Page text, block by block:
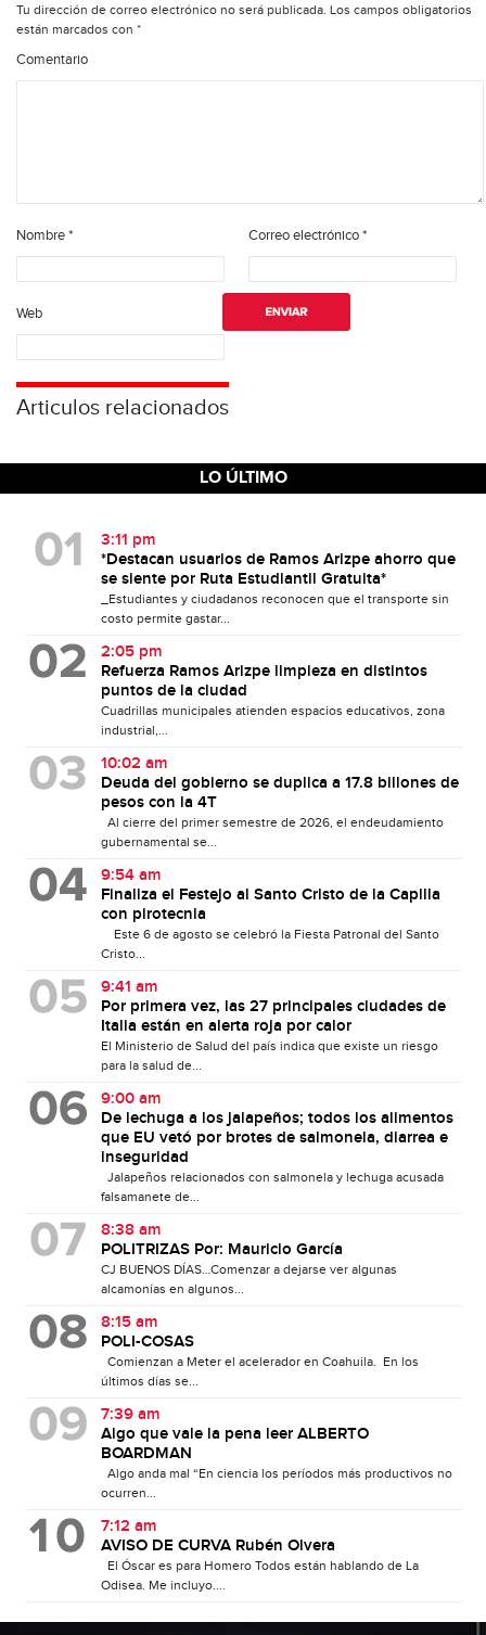
Tu dirección de correo electrónico no será publicada. Los campos obligatorios
están marcados con *
Comentario
Nombre* Correo electrónico*
Web
Articulos relacionados
LO ÚLTIMO
3:11 pm
*Destacan usuarios de Ramos Arizpe ahorro que
se siente por Ruta Estudiantil Gratuita*
_Estudiantes y ciudadanos reconocen que el transporte sin
costo permite gastar...
2:05 pm
Refuerza Ramos Arizpe limpieza en distintos
puntos de la ciudad
Cuadrillas municipales atienden espacios educativos, zona
industrial,...
10:02 am
Deuda del gobierno se duplica a 17.8 billones de
pesos con la 4T
Al cierre del primer semestre de 2026, el endeudamiento
gubernamental se...
9:54 am
Finaliza el Festejo al Santo Cristo de la Capilla
con pirotecnia
Este 6 de agosto se celebró la Fiesta Patronal del Santo
Cristo...
9:41 am
Por primera vez, las 27 principales ciudades de
Italia están en alerta roja por calor
El Ministerio de Salud del país indica que existe un riesgo
para la salud de...
9:00 am
De lechuga a los jalapeños; todos los alimentos
que EU vetó por brotes de salmonela, diarrea e
inseguridad
Jalapeños relacionados con salmonela y lechuga acusada
falsamanete de...
8:38 am
POLITRIZAS Por: Mauricio García
CJ BUENOS DÍAS…Comenzar a dejarse ver algunas
alcamonías en algunos...
8:15 am
POLI-COSAS
Comienzan a Meter el acelerador en Coahuila. En los
últimos días se...
7:39 am
Algo que vale la pena leer ALBERTO
BOARDMAN
Algo anda mal “En ciencia los períodos más productivos no
ocurren...
7:12 am
AVISO DE CURVA Rubén Olvera
El Óscar es para Homero Todos están hablando de La
Odisea. Me incluyo....